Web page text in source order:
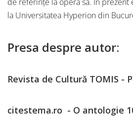
la Universitatea Hyperion din
Presa despre autor:
Revista de Cultură TOMIS -
citestema.ro - O antologie